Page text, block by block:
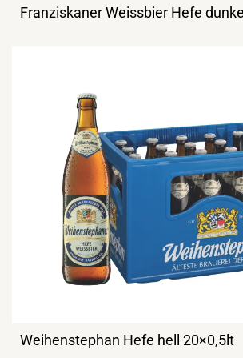
Franziskaner Weissbier Hefe
Weihenstephan Hefe hell 20×0,5lt